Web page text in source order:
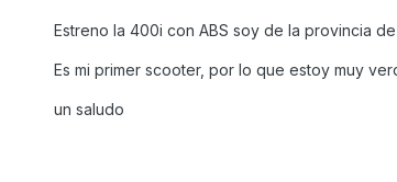
Estreno la 400i con ABS soy de la provincia
Es mi primer scooter, por lo que estoy muy
un saludo